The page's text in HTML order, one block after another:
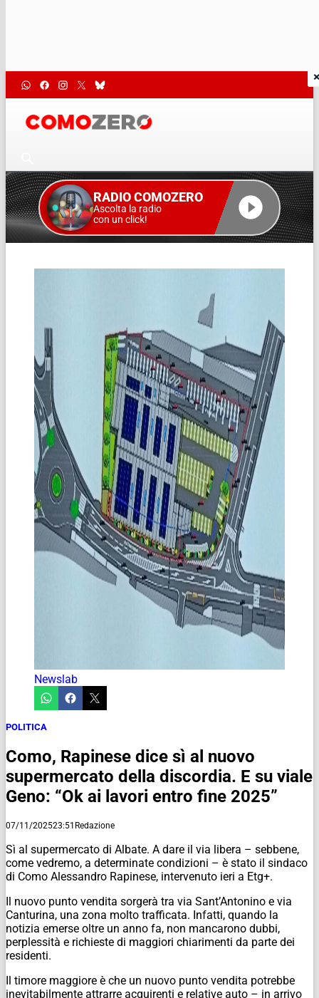
RADIO COMOZERO
Ascolta la radio
con un click!
Newslab
POLITICA
Como, Rapinese dice sì al nuovo
supermercato della discordia. E su viale
Geno: “Ok ai lavori entro fine 2025”
07/11/202523:51 Redazione
Sì al supermercato di Albate. A dare il via libera – sebbene,
come vedremo, a determinate condizioni – è stato il sindaco
di Como Alessandro Rapinese, intervenuto ieri a Etg+.
Il nuovo punto vendita sorgerà tra via Sant’Antonino e via
Canturina, una zona molto trafficata. Infatti, quando la
notizia emerse oltre un anno fa, non mancarono dubbi,
perplessità e richieste di maggiori chiarimenti da parte dei
residenti.
Il timore maggiore è che un nuovo punto vendita potrebbe
inevitabilmente attrarre acquirenti e relative auto – in arrivo